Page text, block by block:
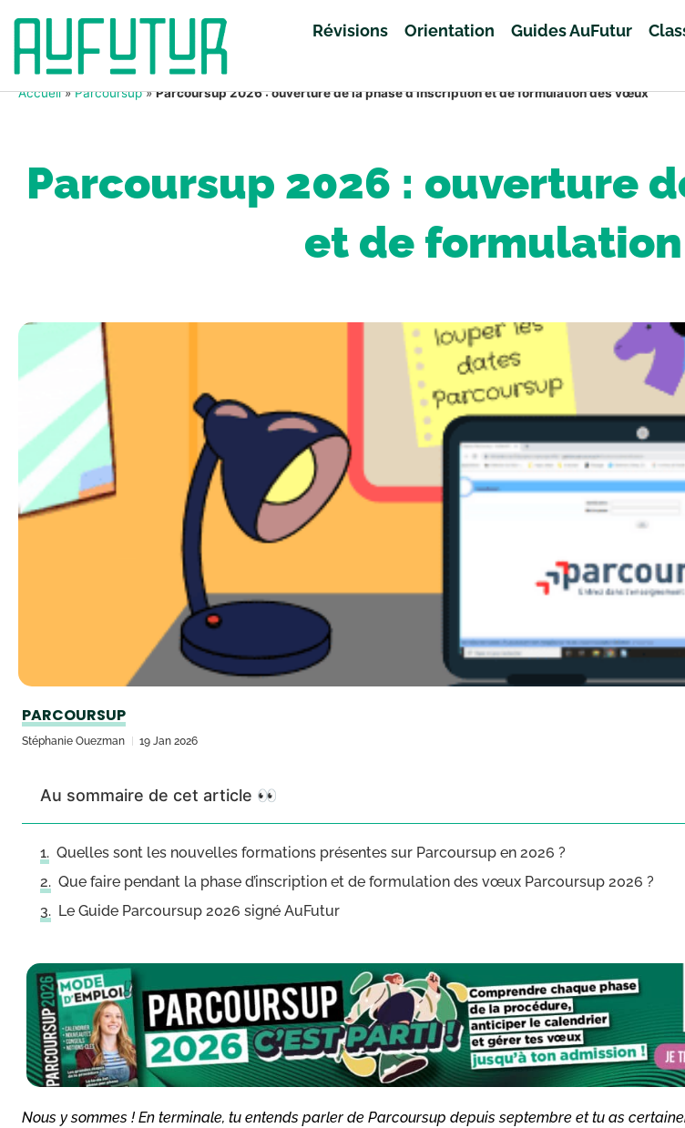
Révisions Orientation Guides AuFutur
Accueil»Parcoursup»Parcoursup 2026 : ouverture de la phase d’inscription et de formulation des vœux
Parcoursup 2026 : ouverture
et de
PARCOURSUP
Stéphanie Ouezman 19 Jan 2026
Au sommaire de cet article 👀
Quelles sont les nouvelles formations présentes sur Parcoursup en 2026 ?
Que faire pendant la phase d’inscription et de formulation des vœux Parcoursup 2026 ?
Le Guide Parcoursup 2026 signé AuFutur
Nous y sommes ! En terminale, tu entends parler de Parcoursup depuis septembre et tu as